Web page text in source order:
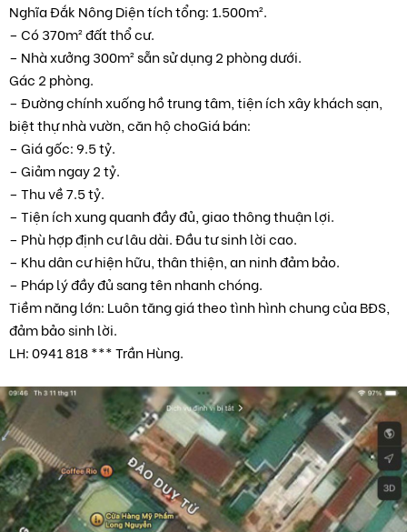
Nghĩa Đắk Nông Diện tích tổng: 1.500m².
– Có 370m² đất thổ cư.
– Nhà xưởng 300m² sẵn sử dụng 2 phòng dưới.
Gác 2 phòng.
– Đường chính xuống hồ trung tâm, tiện ích xây khách sạn,
biệt thự nhà vườn, căn hộ choGiá bán:
– Giá gốc: 9.5 tỷ.
– Giảm ngay 2 tỷ.
– Thu về 7.5 tỷ.
– Tiện ích xung quanh đầy đủ, giao thông thuận lợi.
– Phù hợp định cư lâu dài. Đầu tư sinh lời cao.
– Khu dân cư hiện hữu, thân thiện, an ninh đảm bảo.
– Pháp lý đầy đủ sang tên nhanh chóng.
Tiềm năng lớn: Luôn tăng giá theo tình hình chung của BĐS,
đảm bảo sinh lời.
LH: 0941 818 *** Trần Hùng.